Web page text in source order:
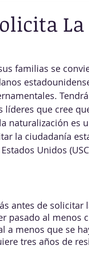
La
familias se
que cree
naturalización es
la ciudadanía
Unidos
antes de solicitar
pasado al menos
a menos que se
tres años de